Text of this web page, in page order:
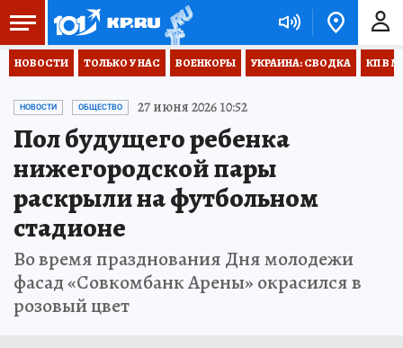
НОВОСТИ ТОЛЬКО У НАС ВОЕНКОРЫ УКРАИНА: СВОДКА КП В
НОВОСТИ ОБЩЕСТВО 27 июня 2026 10:52
Пол будущего ребенка
нижегородской пары
раскрыли на футбольном
стадионе
Во время празднования Дня молодежи
фасад «Совкомбанк Арены» окрасился в
розовый цвет